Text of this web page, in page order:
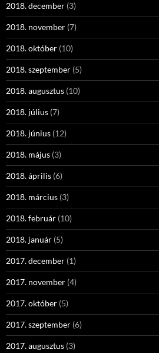
2018. december (3)
2018. november (7)
2018. október (10)
2018. szeptember (5)
2018. augusztus (10)
2018. július (7)
2018. június (12)
2018. május (3)
2018. április (6)
2018. március (3)
2018. február (10)
2018. január (5)
2017. december (1)
2017. november (4)
2017. október (5)
2017. szeptember (6)
2017. augusztus (3)